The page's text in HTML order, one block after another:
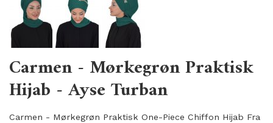
Carmen - Mørkegrøn Praktisk
Hijab - Ayse Turban
Carmen - Mørkegrøn Praktisk One-Piece Chiffon Hijab Fra